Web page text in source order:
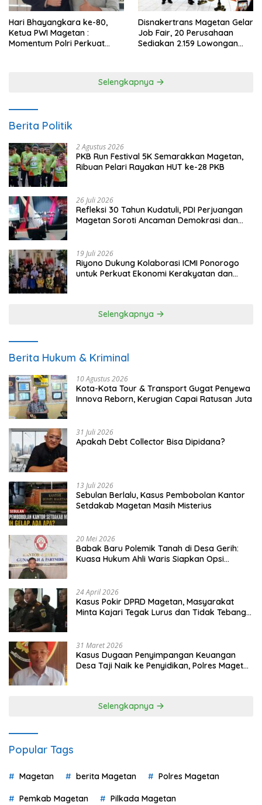
Hari Bhayangkara ke-80,
Ketua PWI Magetan :
Momentum Polri Perkuat
Disnakertrans Magetan Gelar
Job Fair, 20 Perusahaan
Sediakan 2.159 Lowongan
Selengkapnya
Berita Politik
2 Agustus 2026
PKB Run Festival 5K Semarakkan Magetan,
Ribuan Pelari Rayakan HUT ke-28 PKB
26 Juli 2026
Refleksi 30 Tahun Kudatuli, PDI Perjuangan
Magetan Soroti Ancaman Demokrasi dan
19 Juli 2026
Riyono Dukung Kolaborasi ICMI Ponorogo
untuk Perkuat Ekonomi Kerakyatan dan
Selengkapnya
Berita Hukum & Kriminal
10 Agustus 2026
Kota-Kota Tour & Transport Gugat Penyewa
Innova Reborn, Kerugian Capai Ratusan Juta
31 Juli 2026
Apakah Debt Collector Bisa Dipidana?
13 Juli 2026
Sebulan Berlalu, Kasus Pembobolan Kantor
Setdakab Magetan Masih Misterius
20 Mei 2026
Babak Baru Polemik Tanah di Desa Gerih:
Kuasa Hukum Ahli Waris Siapkan Opsi
24 April 2026
Kasus Pokir DPRD Magetan, Masyarakat
Minta Kajari Tegak Lurus dan Tidak Tebang
31 Maret 2026
Kasus Dugaan Penyimpangan Keuangan
Desa Taji Naik ke Penyidikan, Polres Magetan
Selengkapnya
Popular Tags
Magetan berita Magetan Polres Magetan
Pemkab Magetan Pilkada Magetan